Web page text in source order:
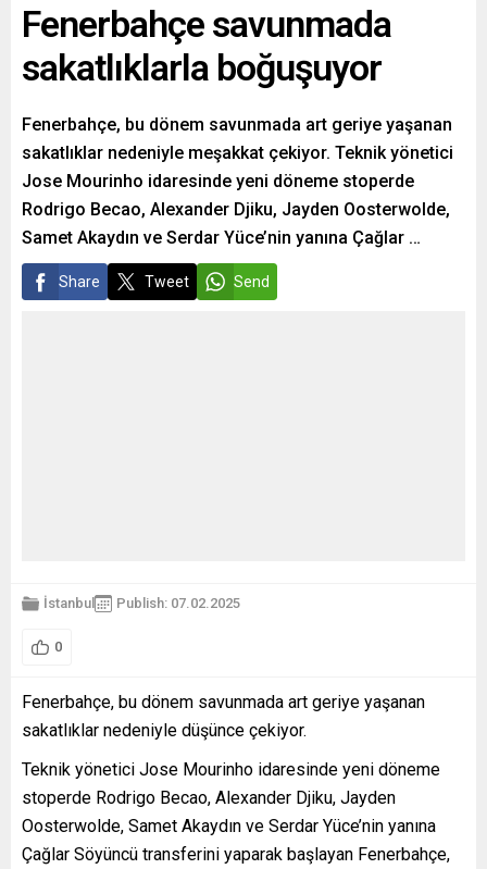
Fenerbahçe savunmada
sakatlıklarla boğuşuyor
Fenerbahçe, bu dönem savunmada art geriye yaşanan
sakatlıklar nedeniyle meşakkat çekiyor. Teknik yönetici
Jose Mourinho idaresinde yeni döneme stoperde
Rodrigo Becao, Alexander Djiku, Jayden Oosterwolde,
Samet Akaydın ve Serdar Yüce’nin yanına Çağlar …
Share Tweet Send
İstanbul Publish: 07.02.2025
0
Fenerbahçe, bu dönem savunmada art geriye yaşanan
sakatlıklar nedeniyle düşünce çekiyor.
Teknik yönetici Jose Mourinho idaresinde yeni döneme
stoperde Rodrigo Becao, Alexander Djiku, Jayden
Oosterwolde, Samet Akaydın ve Serdar Yüce’nin yanına
Çağlar Söyüncü transferini yaparak başlayan Fenerbahçe,